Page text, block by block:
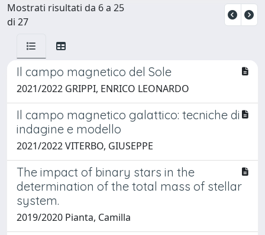
Mostrati risultati da 6 a 25
di 27
Il campo magnetico del Sole
2021/2022 GRIPPI, ENRICO LEONARDO
Il campo magnetico galattico: tecniche di
indagine e modello
2021/2022 VITERBO, GIUSEPPE
The impact of binary stars in the
determination of the total mass of stellar
system.
2019/2020 Pianta, Camilla